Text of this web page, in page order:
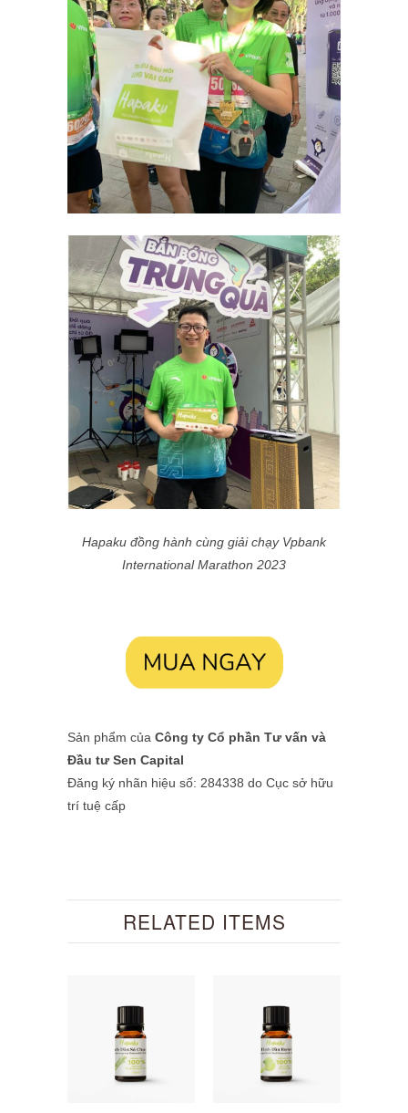
Hapaku đồng hành cùng giải chạy Vpbank
International Marathon 2023
Sản phẩm của Công ty Cổ phần Tư vấn và
Đầu tư Sen Capital
Đăng ký nhãn hiệu số: 284338 do Cục sở hữu
trí tuệ cấp
RELATED ITEMS